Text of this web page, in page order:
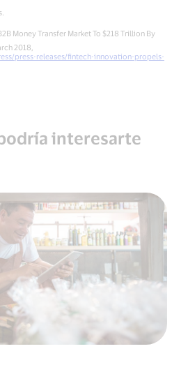
Money Transfer Market To $218 Trillion By
2018,
press-releases/fintech-innovation-propels-
interesarte